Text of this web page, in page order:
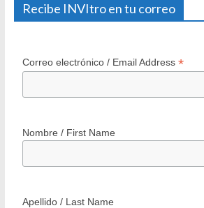
Recibe INVItro en tu correo
Correo electrónico / Email Address *
Nombre / First Name
Apellido / Last Name